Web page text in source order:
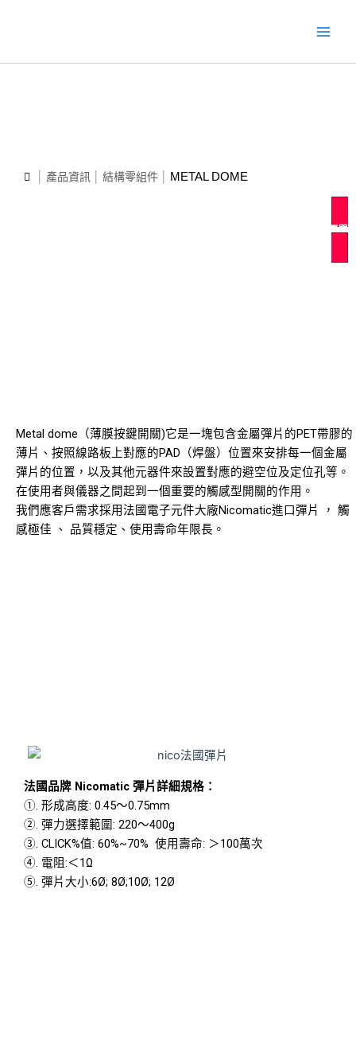
要
產品資訊 結構零組件 METAL DOME
發出詢價單
Metal dome（薄膜按鍵開關)它是一塊包含金屬彈片的PET帶膠的
薄片、按照線路板上對應的PAD（焊盤）位置來安排每一個金屬
彈片的位置，以及其他元器件來設置對應的避空位及定位孔等。
在使用者與儀器之間起到一個重要的觸感型開關的作用。
我們應客戶需求採用法國電子元件大廠Nicomatic進口彈片 ， 觸
感極佳 、 品質穩定、使用壽命年限長。
法國品牌 Nicomatic 彈片詳細規格：
①. 形成高度: 0.45～0.75mm
②. 彈力選擇範圍: 220～400g
③. CLICK%值: 60%~70% 使用壽命: ＞100萬次
④. 電阻:＜1Ω
⑤. 彈片大小:6Ø; 8Ø;10Ø; 12Ø